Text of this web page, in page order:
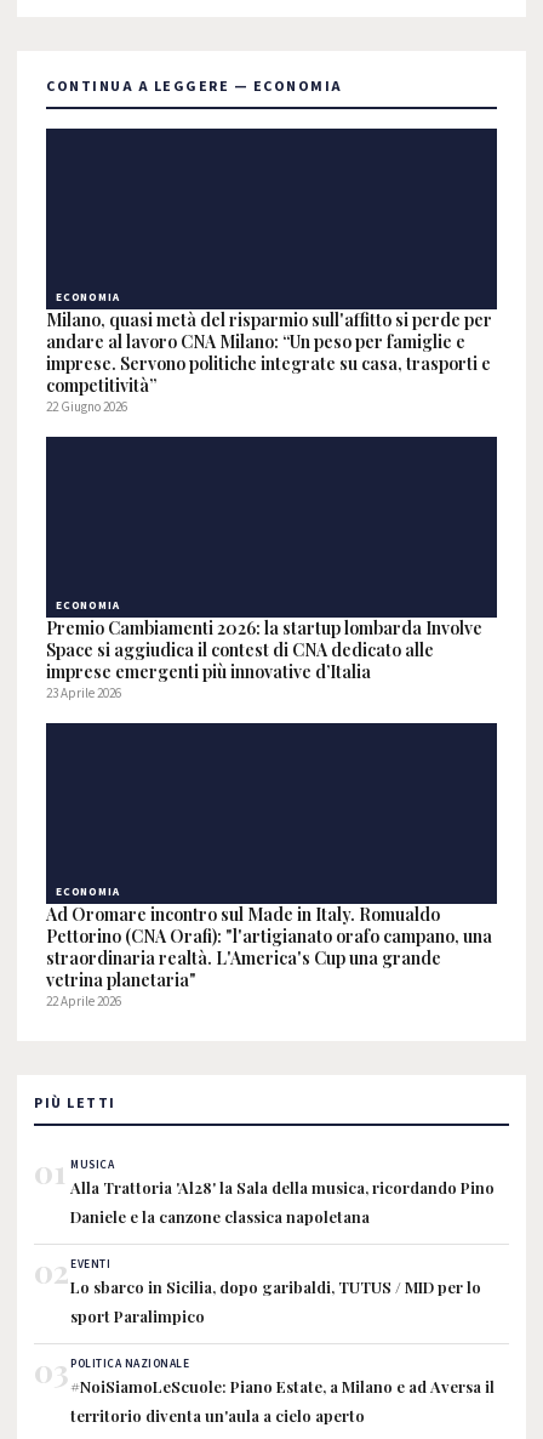
CONTINUA A LEGGERE — ECONOMIA
ECONOMIA
Milano, quasi metà del risparmio sull'affitto si perde per
andare al lavoro CNA Milano: “Un peso per famiglie e
imprese. Servono politiche integrate su casa, trasporti e
competitività”
22 Giugno 2026
ECONOMIA
Premio Cambiamenti 2026: la startup lombarda Involve
Space si aggiudica il contest di CNA dedicato alle
imprese emergenti più innovative d’Italia
23 Aprile 2026
ECONOMIA
Ad Oromare incontro sul Made in Italy. Romualdo
Pettorino (CNA Orafi): "l'artigianato orafo campano, una
straordinaria realtà. L'America's Cup una grande
vetrina planetaria"
22 Aprile 2026
PIÙ LETTI
01 MUSICA
Alla Trattoria 'Al28' la Sala della musica, ricordando Pino
Daniele e la canzone classica napoletana
02EVENTI
Lo sbarco in Sicilia, dopo garibaldi, TUTUS / MID per lo
sport Paralimpico
03POLITICA NAZIONALE
#NoiSiamoLeScuole: Piano Estate, a Milano e ad Aversa il
territorio diventa un'aula a cielo aperto